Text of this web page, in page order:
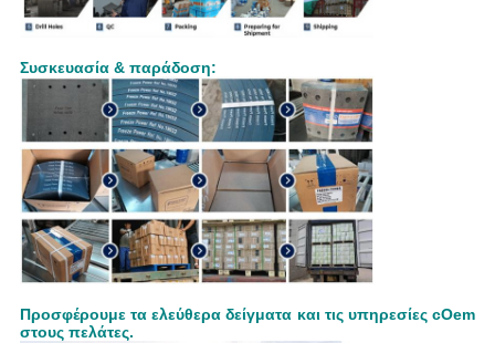
Συσκευασία & παράδοση:
Προσφέρουμε τα ελεύθερα δείγματα και τις υπηρεσίες cOem
στους πελάτες.